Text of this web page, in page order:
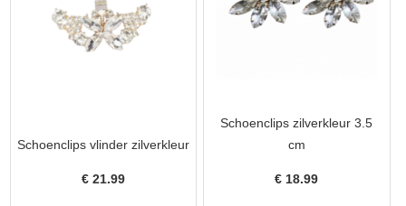
Schoenclips vlinder zilverkleur
€ 21.99
Schoenclips zilverkleur 3.5
cm
€ 18.99